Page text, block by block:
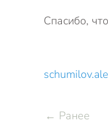
Спасибо,
← Ранее